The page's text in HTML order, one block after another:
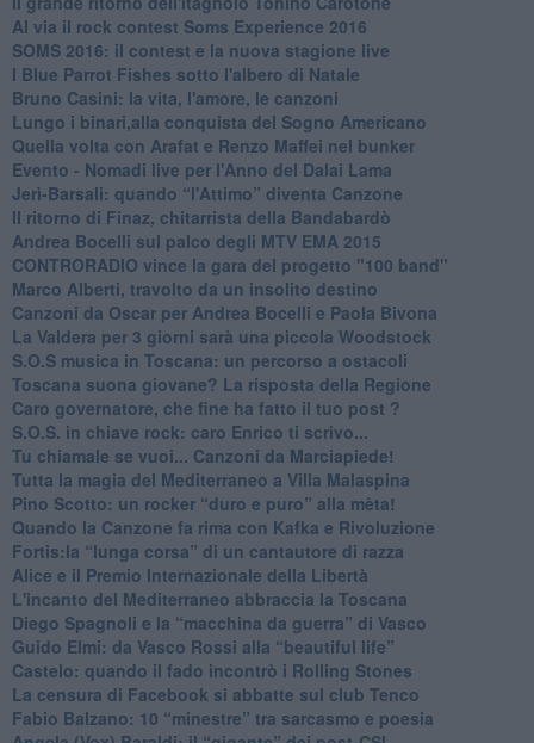
​Al via il rock contest Soms Experience 2016
​SOMS 2016: il contest e la nuova stagione live
I Blue Parrot Fishes sotto l'albero di Natale
Bruno Casini: la vita, l'amore, le canzoni
​Lungo i binari,alla conquista del Sogno Americano
​Quella volta con Arafat e Renzo Maffei nel bunker
​Evento - Nomadi live per l'Anno del Dalai Lama
Jerì-Barsali: quando “l'Attimo” diventa Canzone
Il ritorno di Finaz, chitarrista della Bandabardò
Andrea Bocelli sul palco degli MTV EMA 2015
CONTRORADIO vince la gara del progetto "100 band"
Marco Alberti, travolto da un insolito destino
Canzoni da Oscar per Andrea Bocelli e Paola Bivona
La Valdera per 3 giorni sarà una piccola Woodstock
S.O.S musica in Toscana: un percorso a ostacoli
​Toscana suona giovane? La risposta della Regione
Caro governatore, che fine ha fatto il tuo post ?
S.O.S. in chiave rock: caro Enrico ti scrivo...
Tu chiamale se vuoi... Canzoni da Marciapiede!
​Tutta la magia del Mediterraneo a Villa Malaspina
​Pino Scotto: un rocker “duro e puro” alla mèta!
​Quando la Canzone fa rima con Kafka e Rivoluzione
​Fortis:la “lunga corsa” di un cantautore di razza
Alice e il Premio Internazionale della Libertà
​L'incanto del Mediterraneo abbraccia la Toscana
​Diego Spagnoli e la “macchina da guerra” di Vasco
​Guido Elmi: da Vasco Rossi alla “beautiful life”
​Castelo: quando il fado incontrò i Rolling Stones
La censura di Facebook si abbatte sul club Tenco
Fabio Balzano: 10 “minestre” tra sarcasmo e poesia